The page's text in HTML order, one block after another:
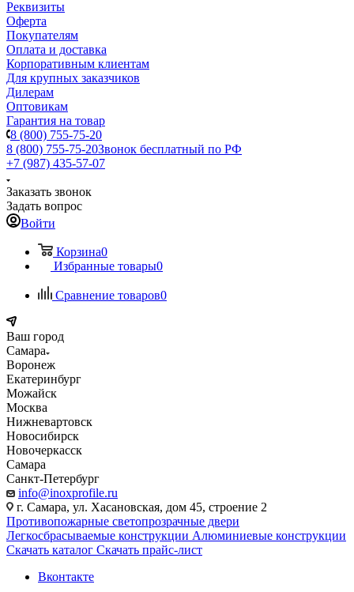
Реквизиты
Оферта
Покупателям
Оплата и доставка
Корпоративным клиентам
Для крупных заказчиков
Дилерам
Оптовикам
Гарантия на товар
8 (800) 755-75-20
8 (800) 755-75-20Звонок бесплатный по РФ
+7 (987) 435-57-07
Заказать звонок
Задать вопрос
Войти
Корзина0
Избранные товары0
Сравнение товаров0
Ваш город
Самара
Воронеж
Екатеринбург
Можайск
Москва
Нижневартовск
Новосибирск
Новочеркасск
Самара
Санкт-Петербург
info@inoxprofile.ru
г. Самара, ул. Хасановская, дом 45, строение 2
Противопожарные светопрозрачные двери
Легкосбрасываемые конструкции Алюминиевые конструкции
Скачать каталог Скачать прайс-лист
Вконтакте